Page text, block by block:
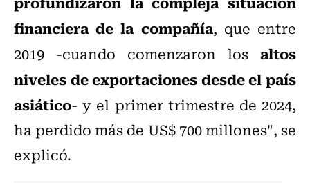
financiera de la compañía, que entre
2019 -cuando comenzaron los altos
niveles de exportaciones desde el país
asiático- y el primer trimestre de 2024,
ha perdido más de US$ 700 millones", se
explicó.